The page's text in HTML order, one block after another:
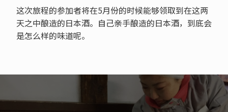
这次旅程的参加者将在5月份的时候能够领取到在这两
天之中酿造的日本酒。自己亲手酿造的日本酒，到底会
是怎么样的味道呢。